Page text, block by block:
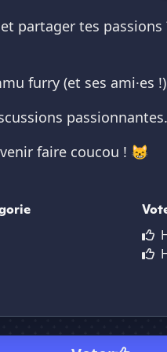
partager tes passions
furry (et ses ami·es
faire coucou ! 😸